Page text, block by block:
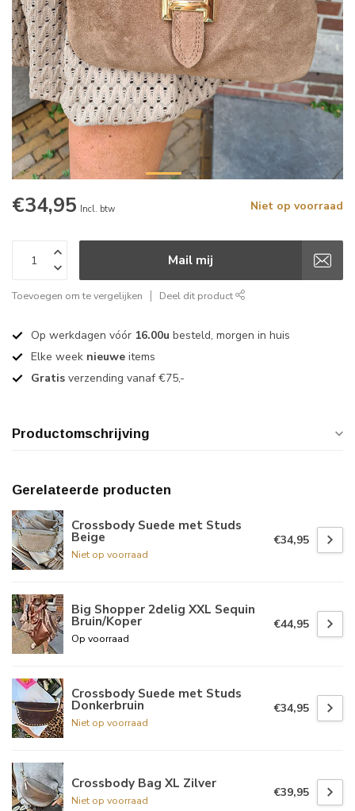
€34,95 Incl. btw Niet op voorraad
Mail mij
Toevoegen om te vergelijken Deel dit product
Op werkdagen vóór 16.00u besteld, morgen in huis
Elke week nieuwe items
Gratis verzending vanaf €75,-
Productomschrijving
Gerelateerde producten
Crossbody Suede met Studs
Beige
Niet op voorraad
€34,95
Big Shopper 2delig XXL Sequin
Bruin/Koper
Op voorraad
€44,95
Crossbody Suede met Studs
Donkerbruin
Niet op voorraad
€34,95
Crossbody Bag XL Zilver
Niet op voorraad
€39,95